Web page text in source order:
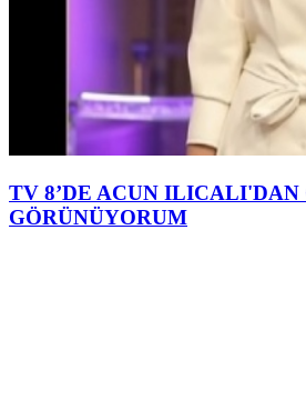
TV 8’DE ACUN ILICALI'DAN
GÖRÜNÜYORUM